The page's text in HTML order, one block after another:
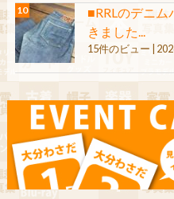
■RRLのデニ
きました...
15件のビュー